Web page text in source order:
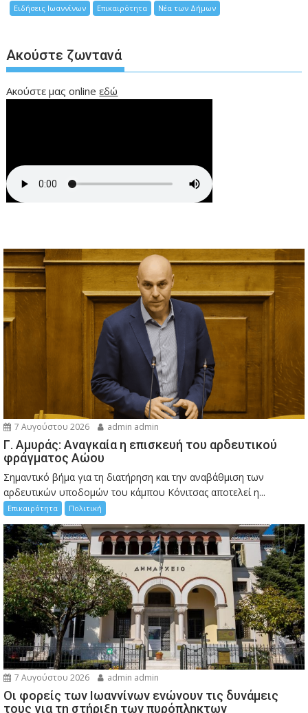
Ειδήσεις Ιωαννίνων Επικαιρότητα Νέα των Δήμων
Ακούστε ζωντανά
Ακούστε μας onlineεδώ
7 Αυγούστου 2026 admin admin
Γ. Αμυράς: Αναγκαία η επισκευή του αρδευτικού
φράγματος Αώου
Σημαντικό βήμα για τη διατήρηση και την αναβάθμιση των
αρδευτικών υποδομών του κάμπου Κόνιτσας αποτελεί η...
Επικαιρότητα Πολιτική
7 Αυγούστου 2026 admin admin
Οι φορείς των Ιωαννίνων ενώνουν τις δυνάμεις
τους για τη στήριξη των πυρόπληκτων